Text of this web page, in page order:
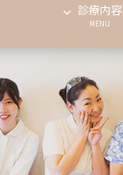
診療内容
MENU